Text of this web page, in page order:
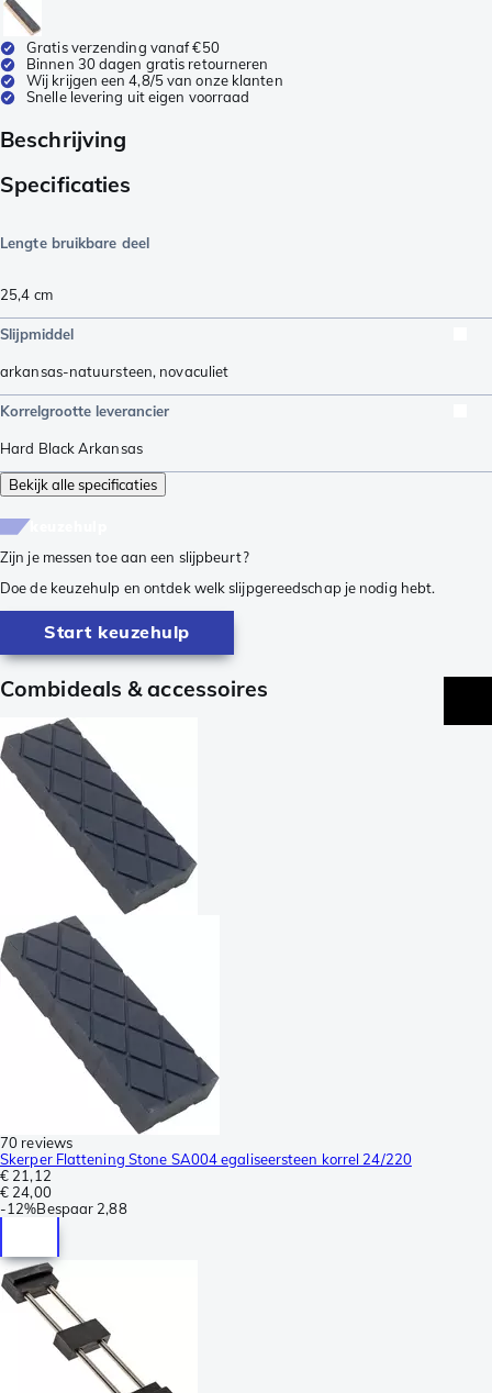
Gratis verzending vanaf €50
Binnen 30 dagen gratis retourneren
Wij krijgen een 4,8/5 van onze klanten
Snelle levering uit eigen voorraad
Beschrijving
Specificaties
Lengte bruikbare deel
25,4 cm
Slijpmiddel
arkansas-natuursteen, novaculiet
Korrelgrootte leverancier
Hard Black Arkansas
Bekijk alle specificaties
Zijn je messen toe aan een slijpbeurt?
Doe de keuzehulp en ontdek welk slijpgereedschap je nodig hebt.
Start keuzehulp
Combideals & accessoires
70 reviews
Skerper Flattening Stone SA004 egaliseersteen korrel 24/220
€ 21,12
€ 24,00
-12%Bespaar 2,88